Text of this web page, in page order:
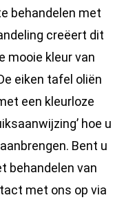
behandelen met
creëert dit
mooie kleur van
eiken tafel oliën
een kleurloze
hoe u
Bent u
behandelen van
met ons op via